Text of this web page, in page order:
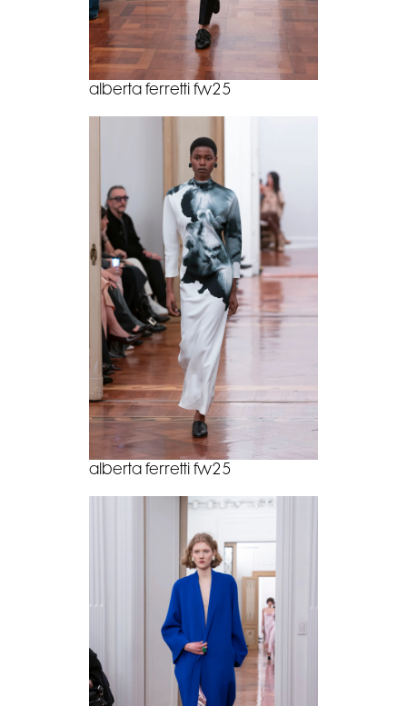
alberta ferretti fw25
alberta ferretti fw25